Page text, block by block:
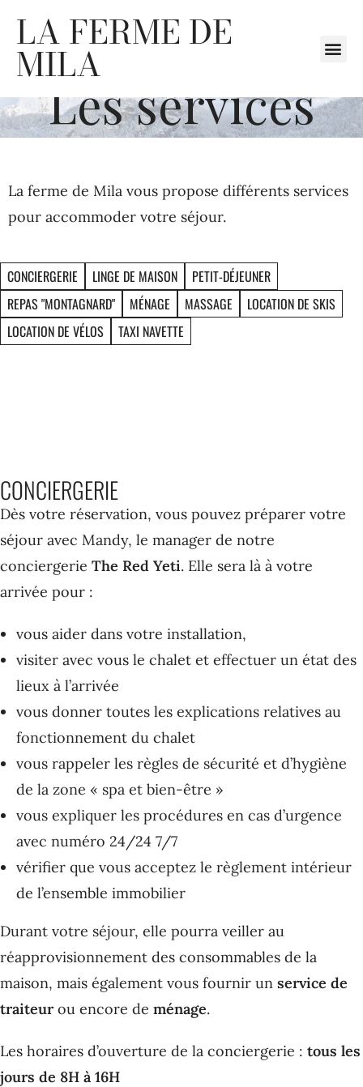
LA FERME DE
MILA
Les services
La ferme de Mila vous propose différents services
pour accommoder votre séjour.
CONCIERGERIE LINGE DE MAISON
PETIT-DÉJEUNER
REPAS "MONTAGNARD"
MÉNAGE MASSAGE
LOCATION DE SKIS
LOCATION DE VÉLOS
TAXI NAVETTE
CONCIERGERIE
Dès votre réservation, vous pouvez préparer votre
séjour avec Mandy, le manager de notre
conciergerie The Red Yeti. Elle sera là à votre
arrivée pour :
vous aider dans votre installation,
visiter avec vous le chalet et effectuer un état des
lieux à l’arrivée
vous donner toutes les explications relatives au
fonctionnement du chalet
vous rappeler les règles de sécurité et d’hygiène
de la zone « spa et bien-être »
vous expliquer les procédures en cas d’urgence
avec numéro 24/24 7/7
vérifier que vous acceptez le règlement intérieur
de l’ensemble immobilier
Durant votre séjour, elle pourra veiller au
réapprovisionnement des consommables de la
maison, mais également vous fournir un service de
traiteurou encore de ménage.
Les horaires d’ouverture de la conciergerie : tous les
jours de 8H à 16H